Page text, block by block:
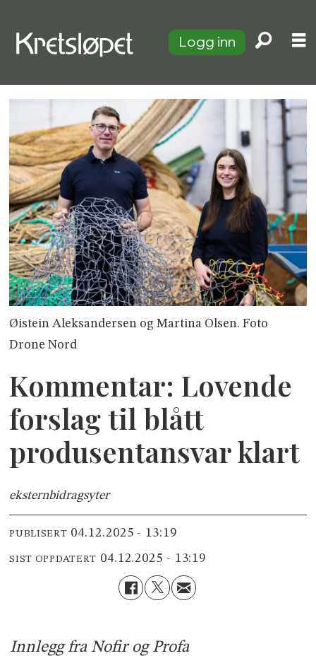
Logg inn
Øistein Aleksandersen og Martina Olsen. Foto
Drone Nord
Kommentar: Lovende
forslag til blått
produsentansvar klart
eksternbidragsyter
PUBLISERT 04.12.2025 - 13:19
SIST OPPDATERT 04.12.2025 - 13:19
Innlegg fra Nofir og Profa